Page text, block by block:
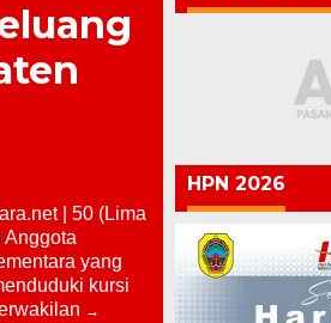
| 50 (Lima
Anggota
yang
kursi
HPN 2026